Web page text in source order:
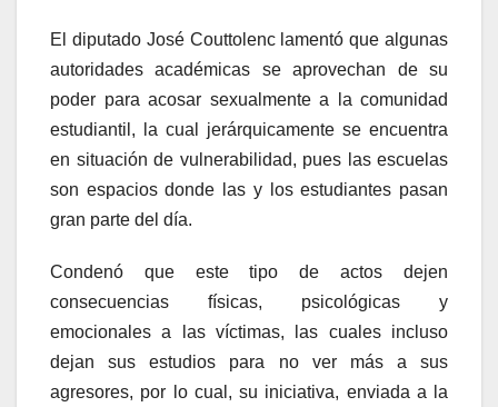
El diputado José Couttolenc lamentó que algunas
autoridades académicas se aprovechan de su
poder para acosar sexualmente a la comunidad
estudiantil, la cual jerárquicamente se encuentra
en situación de vulnerabilidad, pues las escuelas
son espacios donde las y los estudiantes pasan
gran parte del día.
Condenó que este tipo de actos dejen
consecuencias físicas, psicológicas y
emocionales a las víctimas, las cuales incluso
dejan sus estudios para no ver más a sus
agresores, por lo cual, su iniciativa, enviada a la